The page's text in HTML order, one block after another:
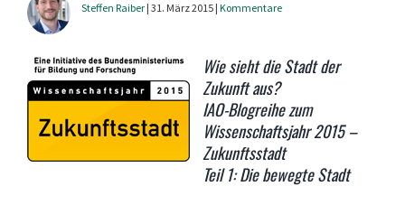
Steffen Raiber | 31. März 2015 | Kommentare
Wie sieht die Stadt der
Zukunft aus?
IAO-Blogreihe zum
Wissenschaftsjahr 2015 –
Zukunftsstadt
Teil 1: Die bewegte Stadt